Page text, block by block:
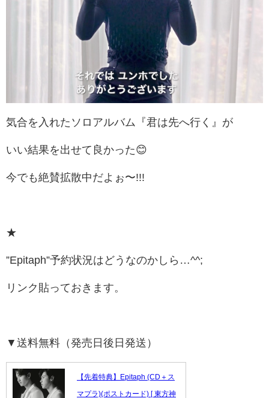
気合を入れたソロアルバム『君は先へ行く』が
いい結果を出せて良かった😊
今でも絶賛拡散中だよぉ〜!!!
★
”Epitaph”予約状況はどうなのかしら…^^;
リンク貼っておきます。
▼送料無料（発売日後日発送）
【先着特典】Epitaph (CD＋ス
マプラ)(ポストカード) [ 東方神